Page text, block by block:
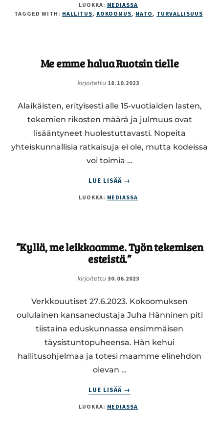
VOIVAT
LUOTTAA
HUOLEHDITAAN
LUOKKA: MEDIASSA
TAGGED WITH: HALLITUS, KOKOOMUS, NATO , TURVALLISUUS
Me emme halua Ruotsin tielle
kirjoitettu 18.10.2023
Alaikäisten, erityisesti alle 15-vuotiaiden lasten,
tekemien rikosten määrä ja julmuus ovat
lisääntyneet huolestuttavasti. Nopeita
yhteiskunnallisia ratkaisuja ei ole, mutta kodeissa
voi toimia …
LUE LISÄÄ
ABOUT
EMME
→
LUOKKA: MEDIASSA
”Kyllä, me leikkaamme. Työn tekemisen
esteistä.”
kirjoitettu 30.06.2023
Verkkouutiset 27.6.2023. Kokoomuksen
oululainen kansanedustaja Juha Hänninen piti
tiistaina eduskunnassa ensimmäisen
täysistuntopuheensa. Hän kehui
hallitusohjelmaa ja totesi maamme elinehdon
olevan …
LUE LISÄÄ
ABOUT
ME
→
LUOKKA: MEDIASSA